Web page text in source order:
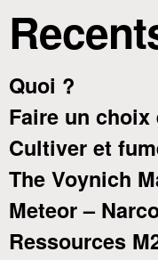
Quoi ?
Faire un choix
Cultiver et
The Voynich
Meteor –
Ressources